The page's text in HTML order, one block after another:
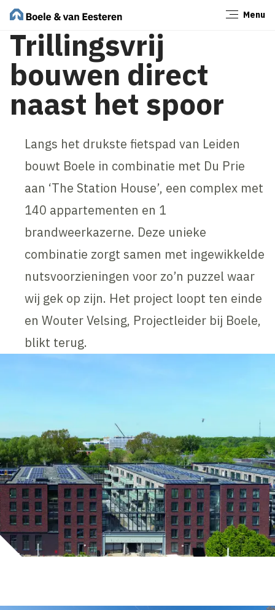
Menu
Trillingsvrij
bouwen direct
naast het spoor
Langs het drukste fietspad van Leiden
bouwt Boele in combinatie met Du Prie
aan ‘The Station House’, een complex met
140 appartementen en 1
brandweerkazerne. Deze unieke
combinatie zorgt samen met ingewikkelde
nutsvoorzieningen voor zo’n puzzel waar
wij gek op zijn. Het project loopt ten einde
en Wouter Velsing, Projectleider bij Boele,
blikt terug.
Sluiten